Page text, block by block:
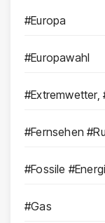
#Europa
#Europawahl
#Extremwetter,
#Fernsehen
#Fossile
#Gas